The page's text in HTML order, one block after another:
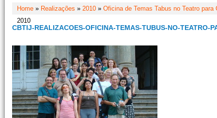
Home » Realizações » 2010 » Oficina de Temas Tabus no Teatro para
2010
CBTIJ-REALIZACOES-OFICINA-TEMAS-TUBUS-NO-TEATRO-